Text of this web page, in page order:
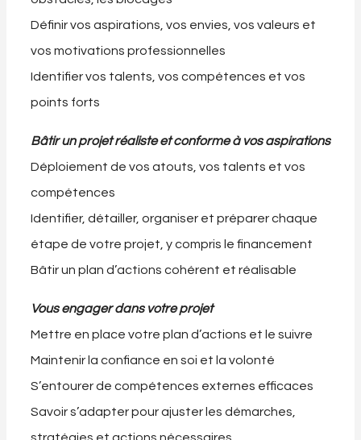
Définir vos aspirations, vos envies, vos valeurs et
vos motivations professionnelles
Identifier vos talents, vos compétences et vos
points forts
Bâtir un projet réaliste et conforme à vos aspirations
Déploiement de vos atouts, vos talents et vos
compétences
Identifier, détailler, organiser et préparer chaque
étape de votre projet, y compris le financement
Bâtir un plan d’actions cohérent et réalisable
Vous engager dans votre projet
Mettre en place votre plan d’actions et le suivre
Maintenir la confiance en soi et la volonté
S’entourer de compétences externes efficaces
Savoir s’adapter pour ajuster les démarches,